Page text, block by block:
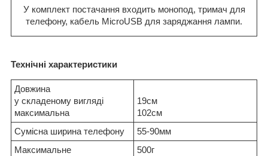
У комплект постачання входить монопод, тримач для
телефону, кабель MicroUSB для заряджання лампи.
Технічні характеристики
Довжина
у складеному вигляді
максимальна
19см
102см
Сумісна ширина телефону
55-90мм
Максимальне
500г